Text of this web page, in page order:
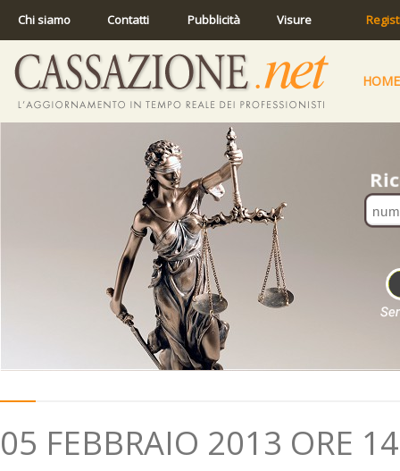
Chi siamo Contatti Pubblicità Visure
HOME
05 FEBBRAIO 2013 ORE